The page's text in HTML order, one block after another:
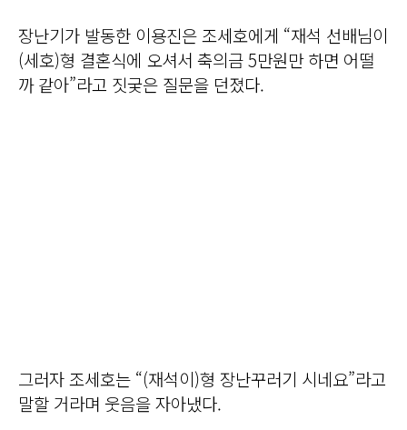
장난기가 발동한 이용진은 조세호에게 “재석 선배님이
(세호)형 결혼식에 오셔서 축의금 5만원만 하면 어떨
까 같아”라고 짓궂은 질문을 던졌다.
그러자 조세호는 “(재석이)형 장난꾸러기 시네요”라고
말할 거라며 웃음을 자아냈다.